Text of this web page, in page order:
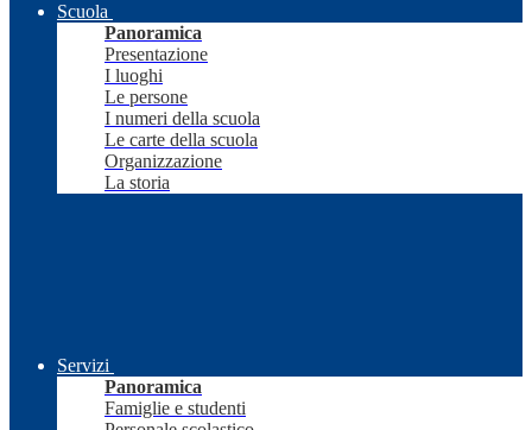
Scuola
Panoramica
Presentazione
I luoghi
Le persone
I numeri della scuola
Le carte della scuola
Organizzazione
La storia
Servizi
Panoramica
Famiglie e studenti